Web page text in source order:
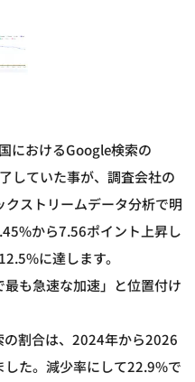
におけるGoogle検索の
していた事が、調査会社の
ストリームデータ分析で明
から7.56ポイント上昇し
に達します。
も急速な加速」と位置付け
割合は、2024年から2026
た。減少率にして22.9%で